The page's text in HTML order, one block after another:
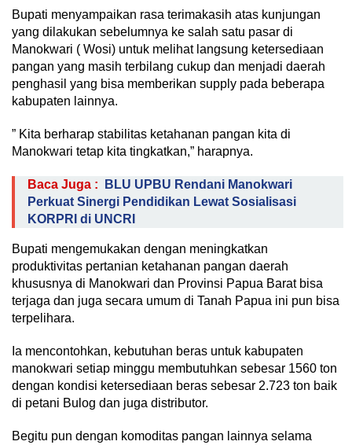
Bupati menyampaikan rasa terimakasih atas kunjungan
yang dilakukan sebelumnya ke salah satu pasar di
Manokwari ( Wosi) untuk melihat langsung ketersediaan
pangan yang masih terbilang cukup dan menjadi daerah
penghasil yang bisa memberikan supply pada beberapa
kabupaten lainnya.
” Kita berharap stabilitas ketahanan pangan kita di
Manokwari tetap kita tingkatkan,” harapnya.
Baca Juga :
BLU UPBU Rendani Manokwari
Perkuat Sinergi Pendidikan Lewat Sosialisasi
KORPRI di UNCRI
Bupati mengemukakan dengan meningkatkan
produktivitas pertanian ketahanan pangan daerah
khususnya di Manokwari dan Provinsi Papua Barat bisa
terjaga dan juga secara umum di Tanah Papua ini pun bisa
terpelihara.
Ia mencontohkan, kebutuhan beras untuk kabupaten
manokwari setiap minggu membutuhkan sebesar 1560 ton
dengan kondisi ketersediaan beras sebesar 2.723 ton baik
di petani Bulog dan juga distributor.
Begitu pun dengan komoditas pangan lainnya selama